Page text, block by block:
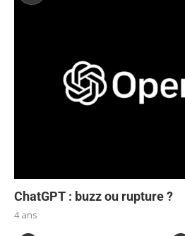
ChatGPT : buzz ou rupture ?
4 ans